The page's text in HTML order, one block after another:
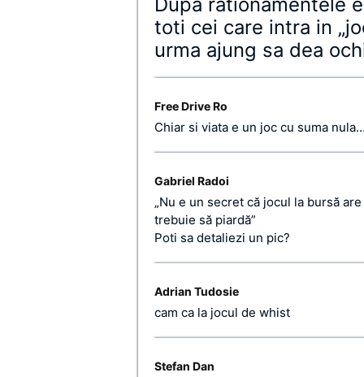
toti cei care intra in
urma ajung sa dea
Free Drive Ro
Chiar si viata e un joc cu suma
Gabriel Radoi
„Nu e un secret că jocul la bursă
trebuie să piardă”
Poti sa detaliezi un pic?
Adrian Tudosie
cam ca la jocul de whist
Stefan Dan